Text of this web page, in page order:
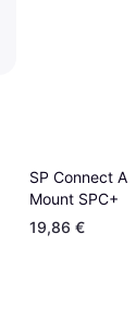
SP Connect
Mount SPC+
19,86 €